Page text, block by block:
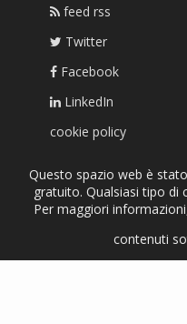
feed rss
Twitter
Facebook
LinkedIn
cookie policy
Questo spazio web è
gratuito. Qualsiasi tipo di
Per maggiori
contenuti